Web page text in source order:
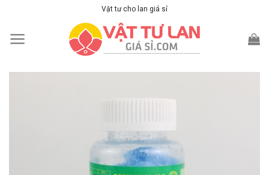
content
Vật tư cho lan giá sỉ